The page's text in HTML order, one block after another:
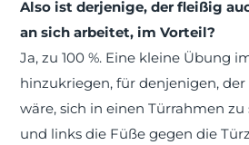
Also ist derjenige, der fleißig
an sich arbeitet, im Vorteil?
Ja, zu 100 %. Eine kleine Übung
hinzukriegen, für denjenigen,
wäre, sich in einen Türrahmen
und links die Füße gegen die